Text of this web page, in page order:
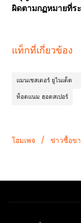
ผิดตามกฏหมายที่ร
แท็กที่เกี่ยวข้อง
แมนเชสเตอร์ ยูไนเต็ด
ท็อตแนม ฮอตสเปอร์
โฮมเพจ / ข่าวซื้อข